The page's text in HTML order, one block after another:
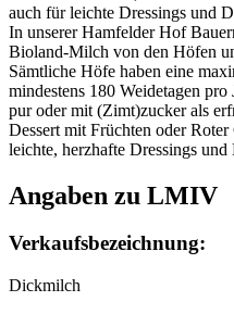
auch für leichte Dressings und
In unserer Hamfelder Hof
Bioland-Milch von den Höfen
Sämtliche Höfe haben eine
mindestens 180 Weidetagen pro
pur oder mit (Zimt)zucker als
Dessert mit Früchten oder
leichte, herzhafte Dressings und
Angaben zu LMIV
Verkaufsbezeichnung:
Dickmilch